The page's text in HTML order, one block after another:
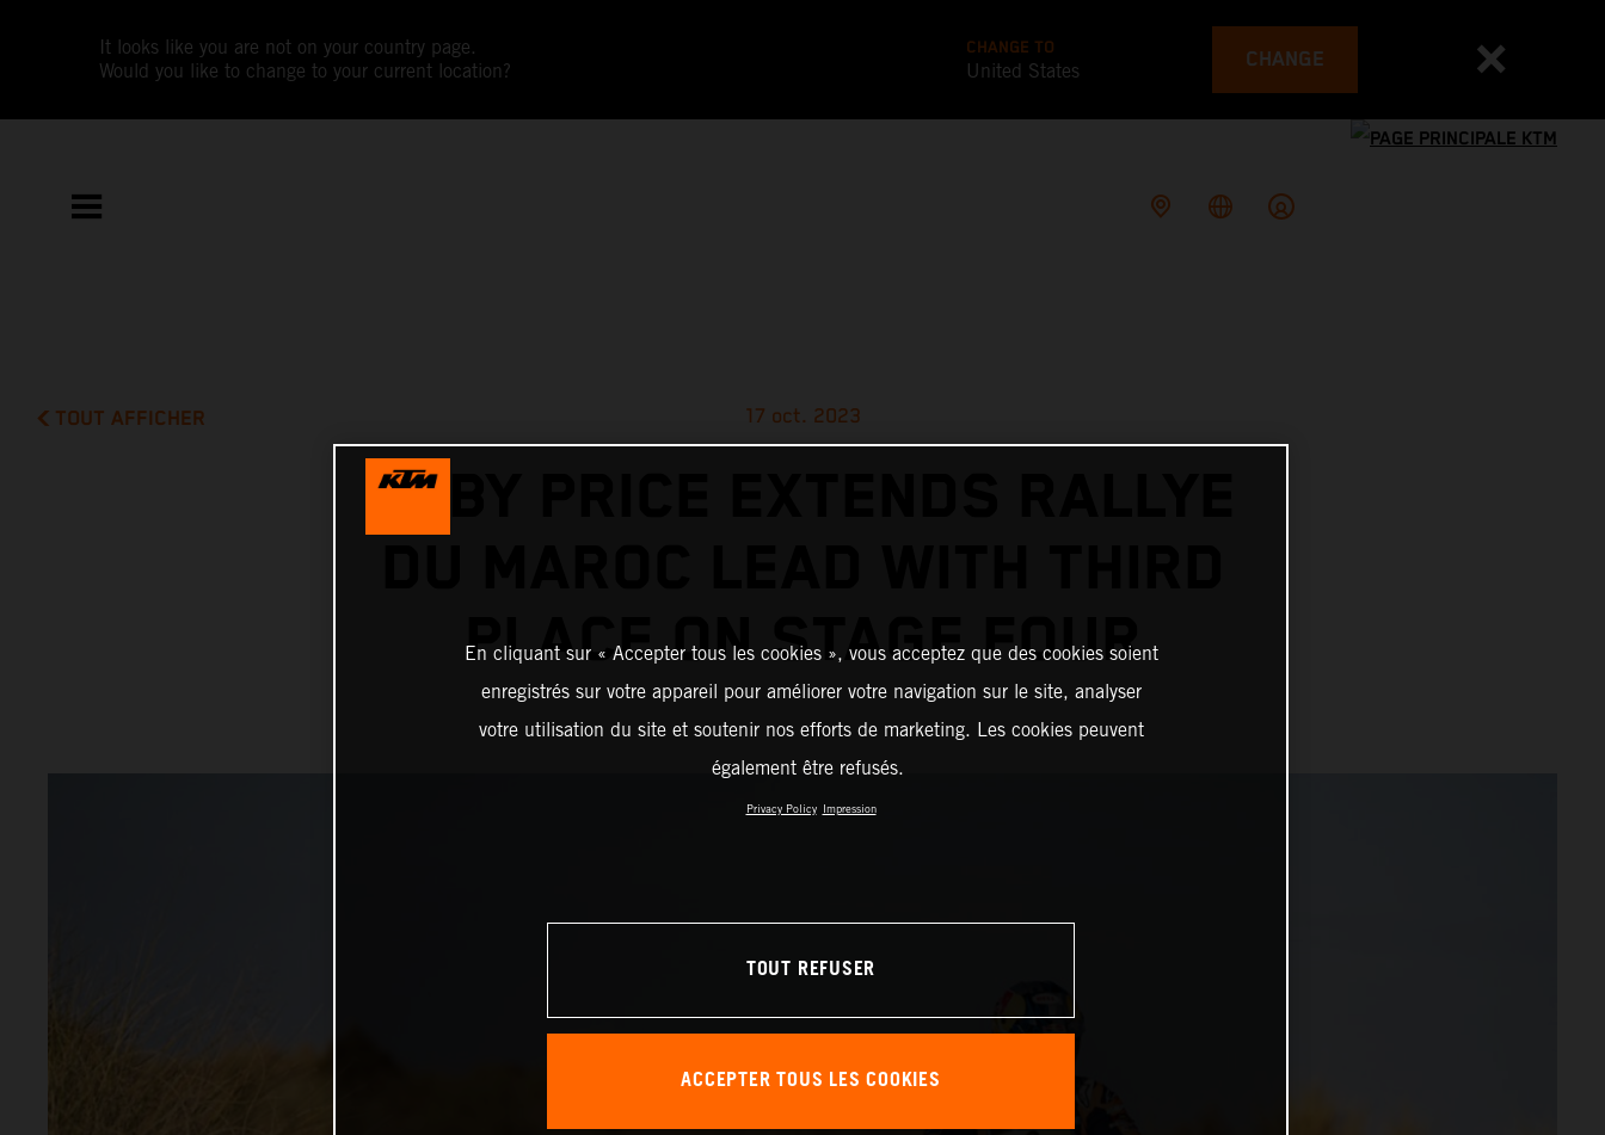
It looks like you are not on your country page.
Would you like to change to your current location?
CHANGE TO
United States CHANGE
TOUT AFFICHER 17 oct. 2023
TOBY PRICE EXTENDS RALLYE
PLACE ON STAGE FOUR
En cliquant sur « Accepter tous les cookies », vous acceptez que des cookies soient
enregistrés sur votre appareil pour améliorer votre navigation sur le site, analyser
votre utilisation du site et soutenir nos efforts de marketing. Les cookies peuvent
également être refusés.
Privacy Policy Impression
TOUT REFUSER
ACCEPTER TOUS LES COOKIES